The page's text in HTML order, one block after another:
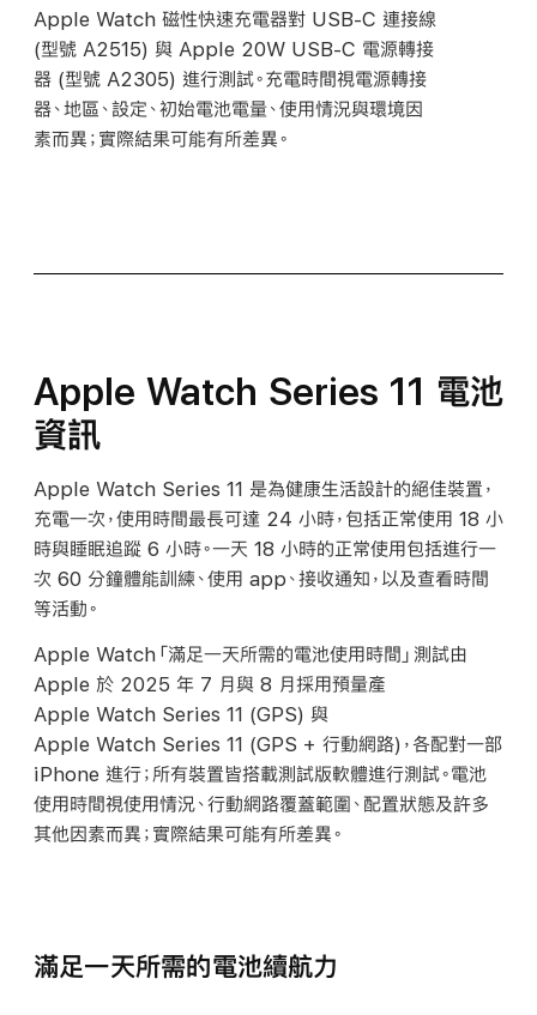
Apple Watch 磁性快速充電器對 USB-C 連接線
(型號 A2515) 與 Apple 20W USB-C 電源轉接
器 (型號 A2305) 進行測試。充電時間視電源轉接
器、地區、設定、初始電池電量、使用情況與環境因
素而異；實際結果可能有所差異。
Apple Watch Series 11 電池
資訊
Apple Watch Series 11 是為健康生活設計的絕佳裝置，
充電一次，使用時間最長可達 24 小時，包括正常使用 18 小
時與睡眠追蹤 6 小時。一天 18 小時的正常使用包括進行一
次 60 分鐘體能訓練、使用 app、接收通知，以及查看時間
等活動。
Apple Watch「滿足一天所需的電池使用時間」測試由
Apple 於 2025 年 7 月與 8 月採用預量產
Apple Watch Series 11 (GPS) 與
Apple Watch Series 11 (GPS + 行動網路)，各配對一部
iPhone 進行；所有裝置皆搭載測試版軟體進行測試。電池
使用時間視使用情況、行動網路覆蓋範圍、配置狀態及許多
其他因素而異；實際結果可能有所差異。
滿足一天所需的電池續航力